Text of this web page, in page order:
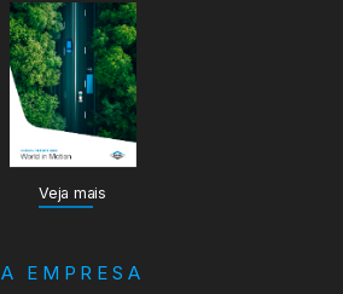
Veja mais
A EMPRESA